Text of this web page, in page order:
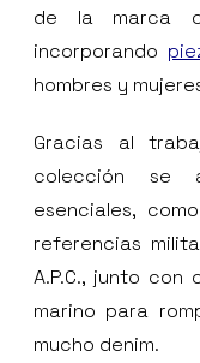
de la marca
incorporando
hombres y
Gracias al
colección se
esenciales,
referencias
A.P.C., junto
marino para
mucho denim.